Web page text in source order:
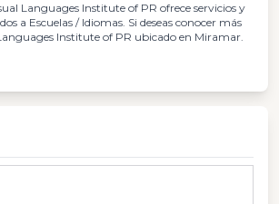
Languages Institute of PR ofrece servicios y
a Escuelas / Idiomas. Si deseas conocer más
Institute of PR ubicado en Miramar.